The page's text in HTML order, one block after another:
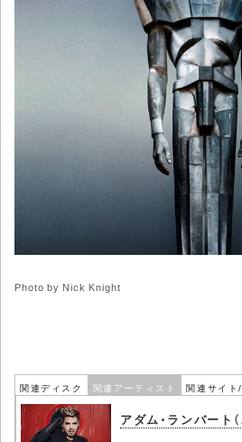
Photo by Nick Knight
関連ディスク 関連アーティスト 関連サイト
アダム・ランバート